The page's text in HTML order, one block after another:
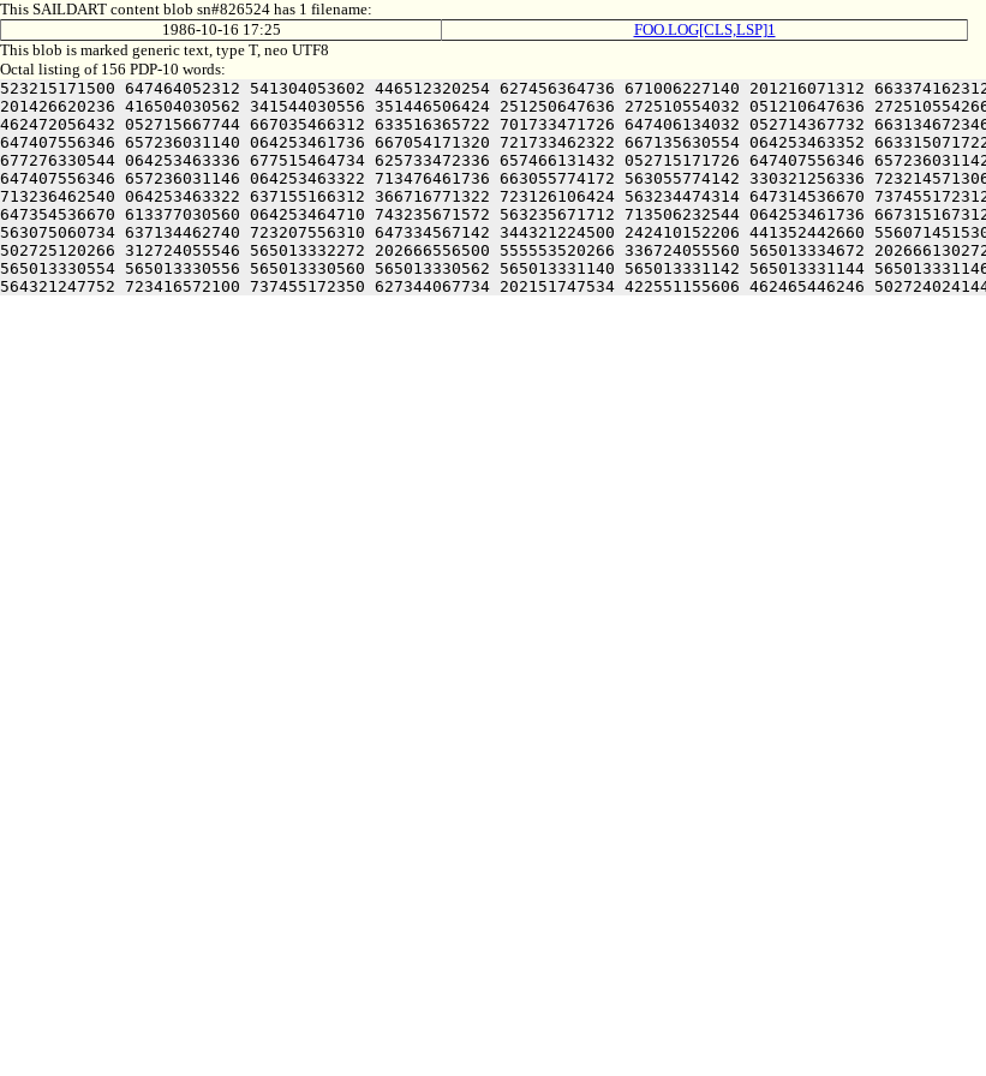
This SAILDART content blob sn#826524 has 1 filename:
1986-10-16 17:25
FOO.LOG[CLS,LSP]1
This blob is marked generic text, type T, neo UTF8
Octal listing of 156 PDP-10 words:
523215171500 647464052312 541304053602 446512320254 627456364736 671006227140 201216071312
201426620236 416504030562 341544030556 351446506424 251250647636 272510554032 051210647636
462472056432 052715667744 667035466312 633516365722 701733471726 647406134032 052714367732
647407556346 657236031140 064253461736 667054171320 721733462322 667135630554 064253463352
677276330544 064253463336 677515464734 625733472336 657466131432 052715171726 647407556346
647407556346 657236031146 064253463322 713476461736 663055774172 563055774142 330321256336
713236462540 064253463322 637155166312 366716771322 723126106424 563234474314 647314536670
647354536670 613377030560 064253464710 743235671572 563235671712 713506232544 064253461736
563075060734 637134462740 723207556310 647334567142 344321224500 242410152206 441352442660
502725120266 312724055546 565013332272 202666556500 555553520266 336724055560 565013334672
565013330554 565013330556 565013330560 565013330562 565013331140 565013331142 565013331144
564321247752 723416572100 737455172350 627344067734 202151747534 422551155606 462465446246